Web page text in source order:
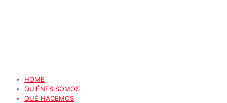
HOME
QUIÉNES SOMOS
QUÉ HACEMOS